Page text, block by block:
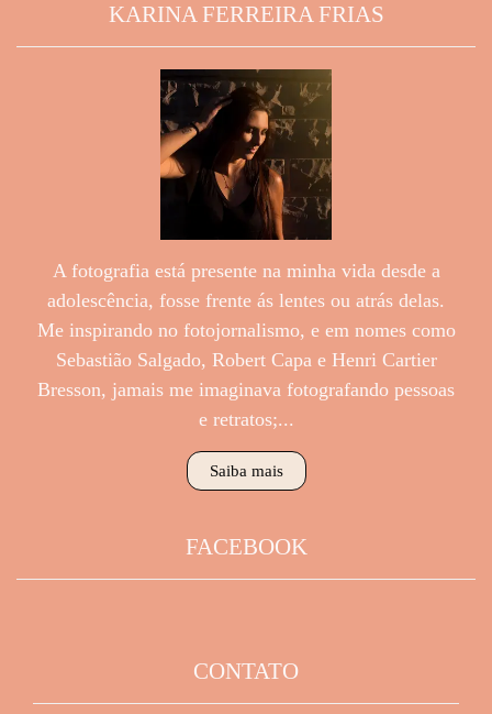
KARINA FERREIRA FRIAS
A fotografia está presente na minha vida desde a
adolescência, fosse frente ás lentes ou atrás delas.
Me inspirando no fotojornalismo, e em nomes como
Sebastião Salgado, Robert Capa e Henri Cartier
Bresson, jamais me imaginava fotografando pessoas
e retratos;...
Saiba mais
FACEBOOK
CONTATO